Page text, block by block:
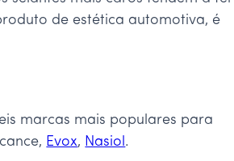
de estética automotiva, é
marcas mais populares para
Evox, Nasiol.